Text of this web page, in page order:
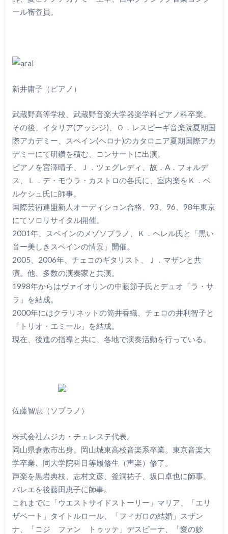
ール審査員。
新井庸子（ピアノ）
武蔵野高等学校、武蔵野音楽大学器楽学科ピアノ科卒業。
その後、イタリア(アッシジ)、Ｏ．レスピーギ音楽院夏期国
際アカデミー、スペイン(ヘロナ)のカタロニア夏期国際アカ
デミーにて研鑽を積む、コンサートに出演。
ピアノを宮澤晴子、Ｊ．ツェグレディ、故．A．フォルデ
ス、Ｌ．デ・モウラ・カストロの各氏に、室内楽をＫ．ベ
ルケシュ氏に師事。
国際芸術連盟新人オーディション合格、93、96、98年東京
にてソロリサイタル開催。
2001年、スペインのメゾソプラノ、Ｋ．ヘレル氏と「黒い
音ー美しきスペインの情景」開催。
2005、2006年、チェコのギタリスト、Ｊ．マザンと共
演。他、多数の演奏家と共演。
1998年からはヴァイオリンの中藤節子氏とデュオ「ラ・サ
ラ」を結成。
2000年にはクラリネットの筒井香織、チェロの井利智子と
「トリオ・エミール」を結成。
現在、後進の指導と共に、各地で演奏活動を行っている。
佐藤智恵（ソプラノ）
株式会社ムジカ・チェレステ代表。
岡山県倉敷市出身。岡山城東高校音楽系卒業。東京音楽大
学卒業、同大学院科目等履修生（声楽）修了。
声楽を黒岩典枝、志村文彦、釜洞祐子、坂口卓也に師事。
バレエを後藤田恵子に師事。
これまでに「ウエストサイドストーリー」マリア、「エリ
ザベート」タイトルロール、「フィガロの結婚」スザン
ナ、「コジ ファン トゥッテ」デスピーナ、「愛の妙